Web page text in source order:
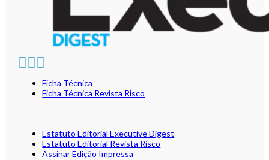
Ficha Técnica
Ficha Técnica Revista Risco
Estatuto Editorial Executive Digest
Estatuto Editorial Revista Risco
Assinar Edição Impressa